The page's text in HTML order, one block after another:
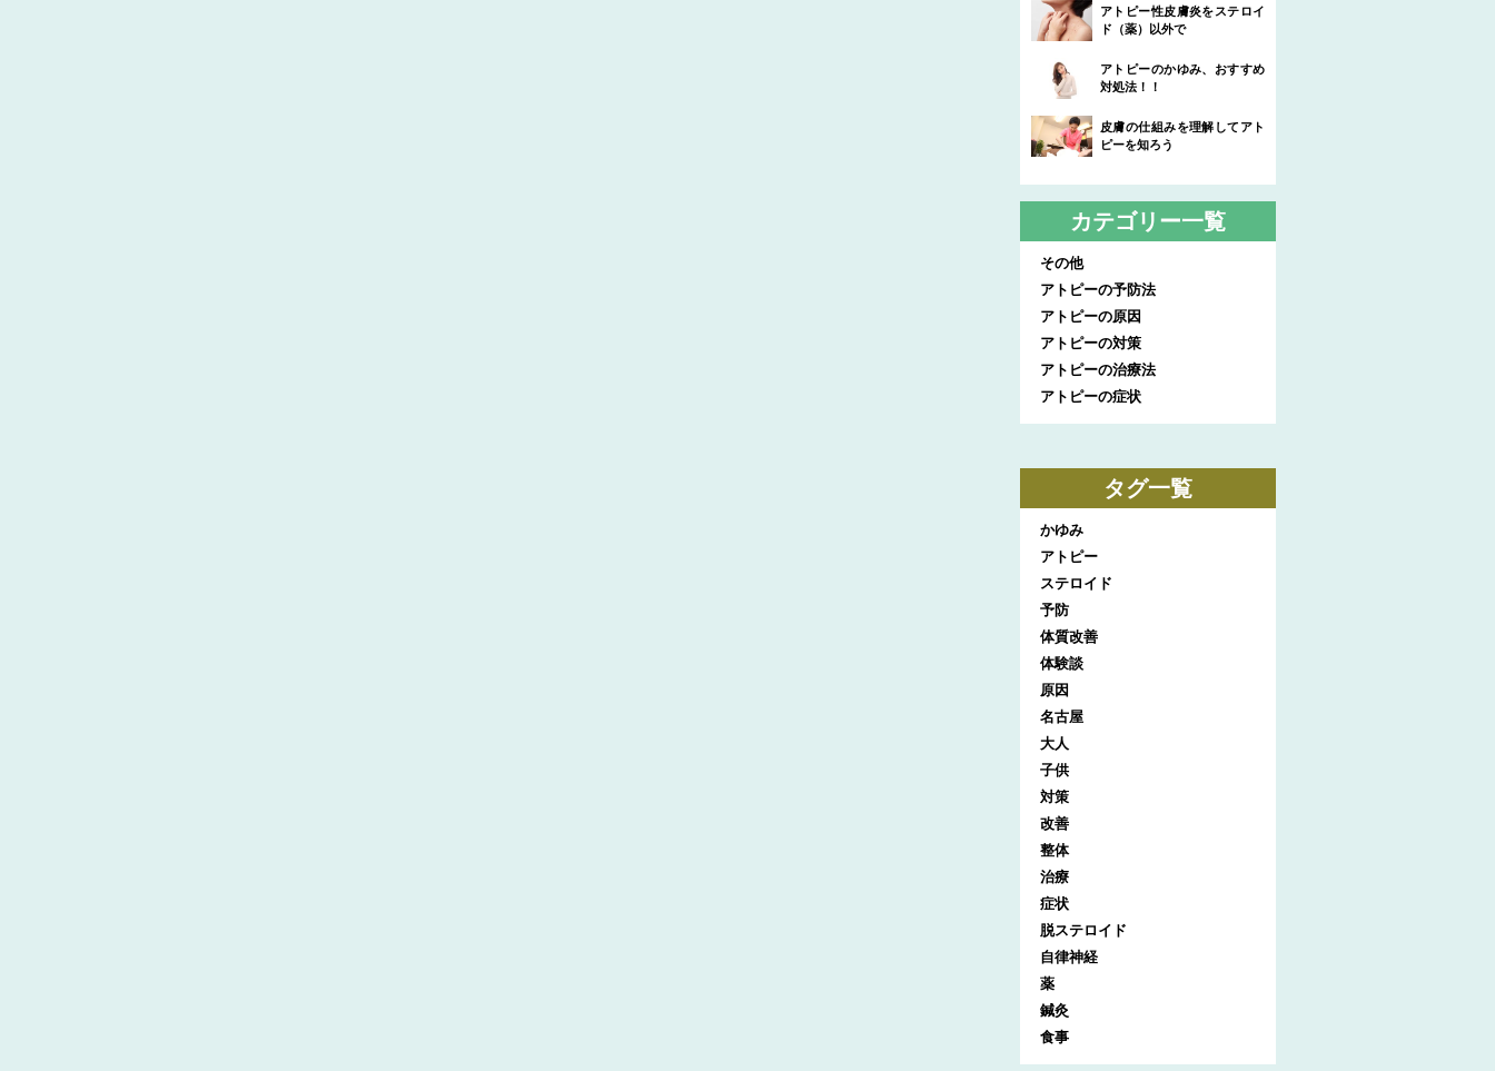
アトピー性皮膚炎をステロイ
ド（薬）以外で
アトピーのかゆみ、おすすめ
対処法！！
皮膚の仕組みを理解してアト
ピーを知ろう
カテゴリー一覧
その他
アトピーの予防法
アトピーの原因
アトピーの対策
アトピーの治療法
アトピーの症状
タグ一覧
かゆみ
アトピー
ステロイド
予防
体質改善
体験談
原因
名古屋
大人
子供
対策
改善
整体
治療
症状
脱ステロイド
自律神経
薬
鍼灸
食事